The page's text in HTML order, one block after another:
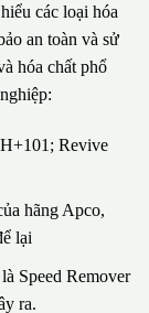
các loại hóa
an toàn và sử
hóa chất phổ
Revive
hãng Apco,
lại
Speed Remover
ra.